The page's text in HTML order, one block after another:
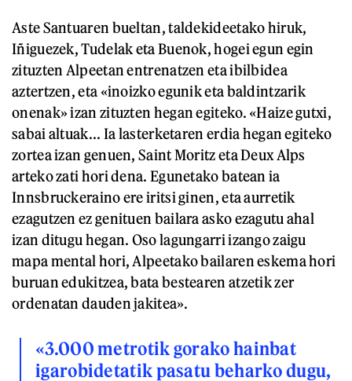
Aste Santuaren bueltan, taldekideetako hiruk,
Iñiguezek, Tudelak eta Buenok, hogei egun egin
zituzten Alpeetan entrenatzen eta ibilbidea
aztertzen, eta «inoizko egunik eta baldintzarik
onenak» izan zituzten hegan egiteko. «Haize gutxi,
sabai altuak... Ia lasterketaren erdia hegan egiteko
zortea izan genuen, Saint Moritz eta Deux Alps
arteko zati hori dena. Egunetako batean ia
Innsbruckeraino ere iritsi ginen, eta aurretik
ezagutzen ez genituen bailara asko ezagutu ahal
izan ditugu hegan. Oso lagungarri izango zaigu
mapa mental hori, Alpeetako bailaren eskema hori
buruan edukitzea, bata bestearen atzetik zer
ordenatan dauden jakitea».
«3.000 metrotik gorako hainbat
igarobidetatik pasatu beharko dugu,